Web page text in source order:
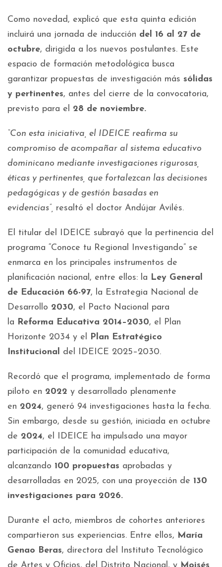
Como novedad, explicó que esta quinta edición
incluirá una jornada de inducción del 16 al 27 de
octubre, dirigida a los nuevos postulantes. Este
espacio de formación metodológica busca
garantizar propuestas de investigación más sólidas
y pertinentes, antes del cierre de la convocatoria,
previsto para el 28 de noviembre.
“Con esta iniciativa, el IDEICE reafirma su
compromiso de acompañar al sistema educativo
dominicano mediante investigaciones rigurosas,
éticas y pertinentes, que fortalezcan las decisiones
pedagógicas y de gestión basadas en
evidencias”, resaltó el doctor Andújar Avilés.
El titular del IDEICE subrayó que la pertinencia del
programa “Conoce tu Regional Investigando” se
enmarca en los principales instrumentos de
planificación nacional, entre ellos: la Ley General
de Educación 66-97, la Estrategia Nacional de
Desarrollo 2030, el Pacto Nacional para
la Reforma Educativa 2014–2030, el Plan
Horizonte 2034 y el Plan Estratégico
Institucional del IDEICE 2025–2030.
Recordó que el programa, implementado de forma
piloto en 2022 y desarrollado plenamente
en 2024, generó 94 investigaciones hasta la fecha.
Sin embargo, desde su gestión, iniciada en octubre
de 2024, el IDEICE ha impulsado una mayor
participación de la comunidad educativa,
alcanzando 100 propuestas aprobadas y
desarrolladas en 2025, con una proyección de 130
investigaciones para 2026.
Durante el acto, miembros de cohortes anteriores
compartieron sus experiencias. Entre ellos, María
Genao Beras, directora del Instituto Tecnológico